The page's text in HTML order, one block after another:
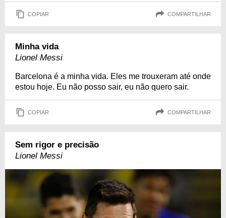
COPIAR COMPARTILHAR
Minha vida
Lionel Messi
Barcelona é a minha vida. Eles me trouxeram até onde
estou hoje. Eu não posso sair, eu não quero sair.
COPIAR COMPARTILHAR
Sem rigor e precisão
Lionel Messi